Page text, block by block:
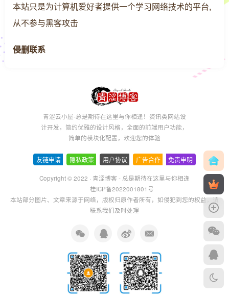
本站只是为计算机爱好者提供一个学习网络技术的平台,
从不参与黑客攻击
侵删联系
青涩云小屋-总是期待在这里与你相逢！资讯类网站设
计开发，简约优雅的设计风格，全面的前端用户功能，
简单的模块化配置，欢迎您的体验
友链申请 隐私政策 用户协议 广告合作 免责申明
Copyright © 2022 · 青涩博客 - 总是期待在这里与你相逢
桂ICP备2022001801号
本站部分图片、文章来源于网络，版权归原作者所有，如侵犯到您的权益，请
联系我们及时处理